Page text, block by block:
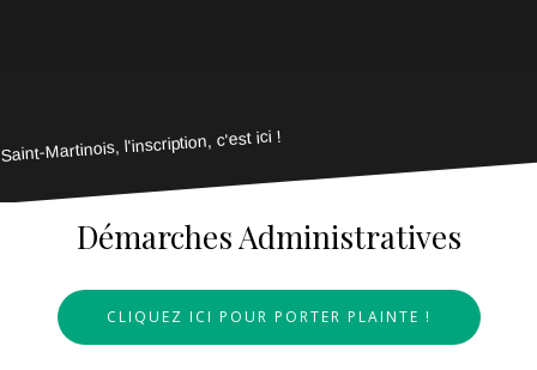
Saint-Martinois, l'inscription, c'est ici !
Démarches Administratives
CLIQUEZ ICI POUR PORTER PLAINTE !